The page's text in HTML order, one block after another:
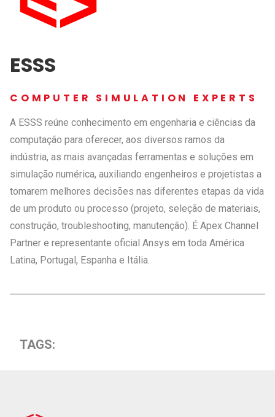
ESSS
COMPUTER SIMULATION EXPERTS
A ESSS reúne conhecimento em engenharia e ciências da
computação para oferecer, aos diversos ramos da
indústria, as mais avançadas ferramentas e soluções em
simulação numérica, auxiliando engenheiros e projetistas a
tomarem melhores decisões nas diferentes etapas da vida
de um produto ou processo (projeto, seleção de materiais,
construção, troubleshooting, manutenção). É Apex Channel
Partner e representante oficial Ansys em toda América
Latina, Portugal, Espanha e Itália.
TAGS: